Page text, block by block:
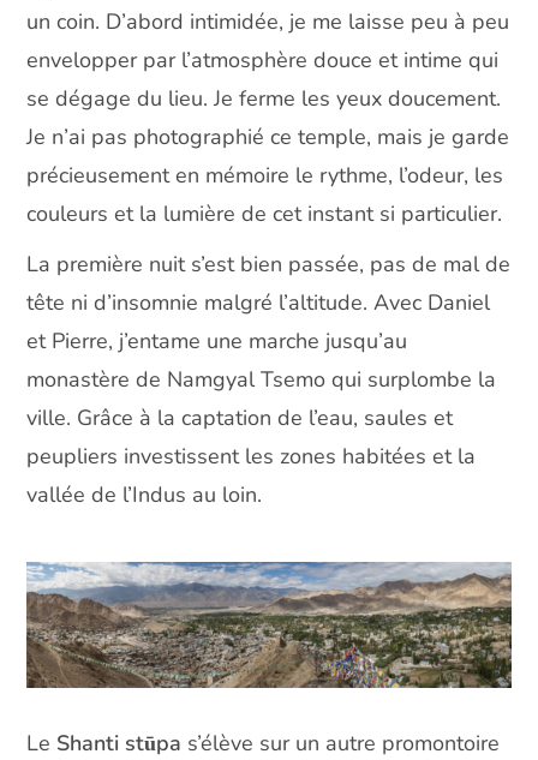
un coin. D’abord intimidée, je me laisse peu à peu
envelopper par l’atmosphère douce et intime qui
se dégage du lieu. Je ferme les yeux doucement.
Je n’ai pas photographié ce temple, mais je garde
précieusement en mémoire le rythme, l’odeur, les
couleurs et la lumière de cet instant si particulier.
La première nuit s’est bien passée, pas de mal de
tête ni d’insomnie malgré l’altitude. Avec Daniel
et Pierre, j’entame une marche jusqu’au
monastère de Namgyal Tsemo qui surplombe la
ville. Grâce à la captation de l’eau, saules et
peupliers investissent les zones habitées et la
vallée de l’Indus au loin.
Le Shanti stūpa s’élève sur un autre promontoire